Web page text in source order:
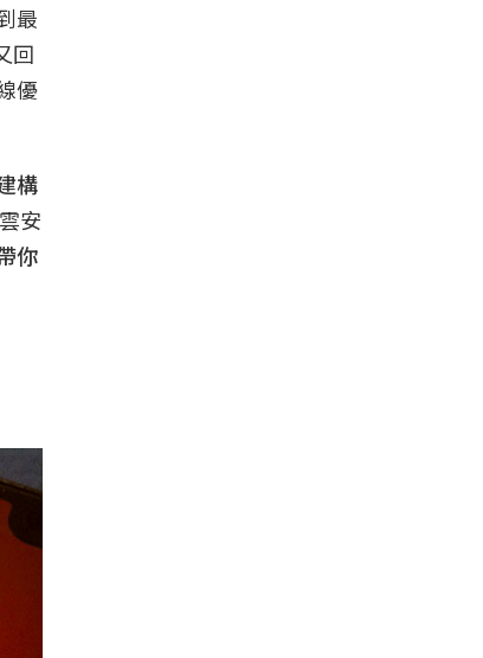
最
回
優
構
安
你